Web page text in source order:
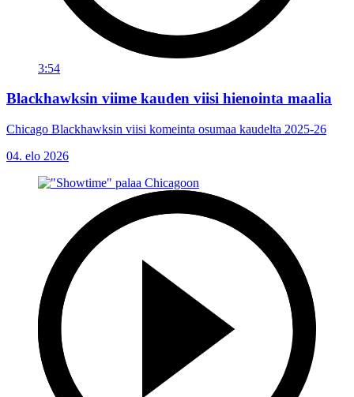
3:54
Blackhawksin viime kauden viisi hienointa maalia
Chicago Blackhawksin viisi komeinta osumaa kaudelta 2025-26
04. elo 2026